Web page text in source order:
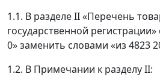
1.1. В разделе II «Перечень
государственной регистрации»
0» заменить словами «из 4823
1.2. В Примечании к разделу II: